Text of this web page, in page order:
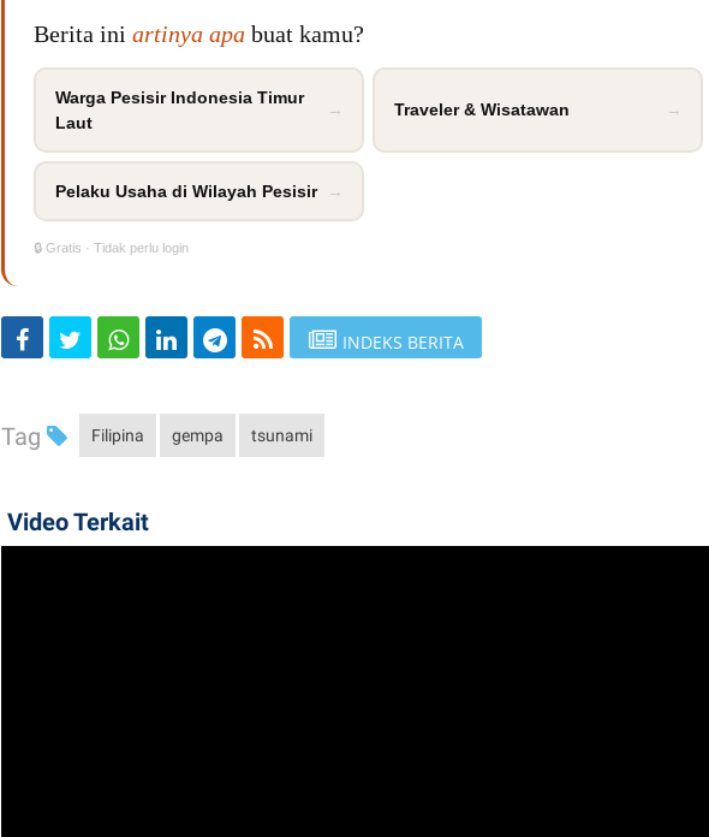
Berita ini artinya apa buat kamu?
Warga Pesisir Indonesia Timur
Laut
→ Traveler & Wisatawan →
Pelaku Usaha di Wilayah Pesisir →
🔒 Gratis · Tidak perlu login
INDEKS BERITA
Tag Filipina gempa tsunami
Video Terkait